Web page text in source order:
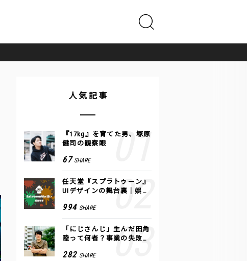
人気記事
『17kg』を育てた男、塚原
健司の観察眼
67 SHARE
任天堂『スプラトゥーン』
UIデザインの舞台裏｜娯楽
994 SHARE
「にじさんじ」生んだ田角
陸って何者？事業の失敗
COLOR
282 SHARE